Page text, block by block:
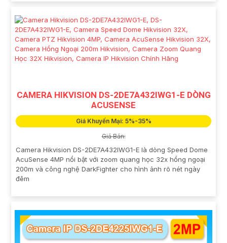
CAMERA HIKVISION DS-2DE7A432IWG1-E DÒNG
ACUSENSE
Giá Khuyến Mại: 5%-35%
Giá Bán:
Camera Hikvision DS-2DE7A432IWG1-E là dòng Speed Dome
AcuSense 4MP nổi bật với zoom quang học 32x hồng ngoại
200m và công nghệ DarkFighter cho hình ảnh rõ nét ngày
đêm